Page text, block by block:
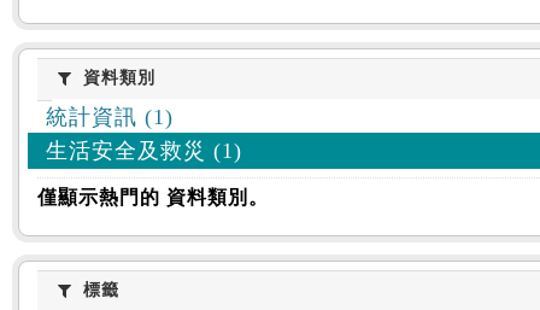
資料類別
資料類別
統計資訊 (1)
生活安全及救災 (1)
僅顯示熱門的 資料類別。
標籤標籤